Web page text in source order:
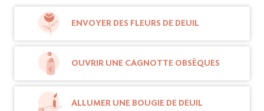
ENVOYER DES FLEURS DE DEUIL
OUVRIR UNE CAGNOTTE OBSÈQUES
ALLUMER UNE BOUGIE DE DEUIL